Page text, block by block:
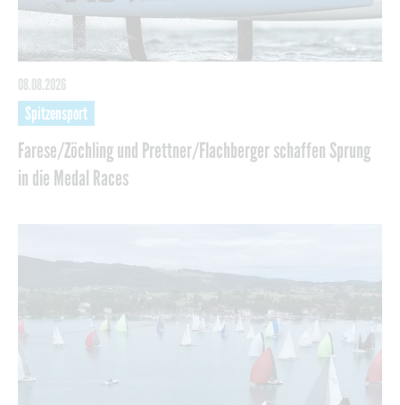
Farese/Zöchling und Prettner/Flachberger schaffen Sprung
in die Medal Races
Spitzensport
08.08.2026